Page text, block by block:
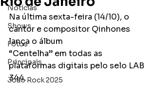
Notícias
Shows
Fotos
Principais
João Rock 2025
Na última sexta-feira (14/10), o
cantor e compositor Qinhones
lança o álbum
“Centelha” em todas as
plataformas digitais pelo selo LAB
344.